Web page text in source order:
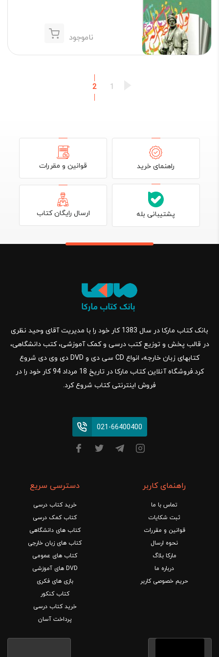
ناموجود
1
2
راهنمای خرید قوانین و مقررات
پشتیبانی بله ارسال رایگان کتاب
بانک کتاب مارکا در سال 1383 کار خود را با مدیریت آقای وحید نظری
در قالب پخش و توزیع کتب درسی و کمک آموزشی، کتب دانشگاهی،
کتابهای زبان خارجه، انواع CD سی دی و DVD دی وی دی شروع
کرد.فروشگاه آنلاین کتاب مارکا در تاریخ 18 مرداد 94 کار خود را در
فروش اینترنتی کتاب شروع کرد.
021-66400400
راهنمای کاربر
تماس با ما
ثبت شکایات
قوانین و مقررات
نحوه ارسال
مارکا بلاگ
درباره ما
حریم خصوصی کاربر
دسترسی سریع
خرید کتاب درسی
کتاب کمک درسی
کتاب های دانشگاهی
کتاب های زبان خارجی
کتاب های عمومی
DVD های آموزشی
بازی های فکری
کتاب کنکور
خرید کتاب درسی
پرداخت آسان